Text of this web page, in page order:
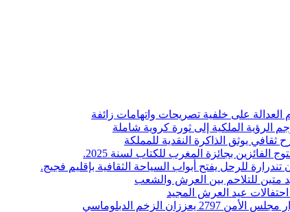
على خلفية تصريحات واتهامات زائفة
الرؤية الملكية إلى ثورة كروية شاملة
يوثق الذاكرة النقدية للمملكة
الفائزين بجائزة المغرب للكتاب لسنة 2025.
للرحل يفتح أبواب السياحة الثقافية بإقليم فجيج.
متين للتلاحم بين العرش والشعب
عيد العرش المجيد
الزخم الدبلوماسي